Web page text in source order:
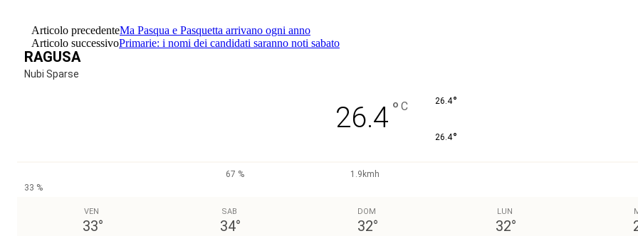
Articolo precedenteMa Pasqua e Pasquetta arrivano ogni anno
Articolo successivoPrimarie: i nomi dei candidati saranno noti sabato
RAGUSA
Nubi Sparse
26.4 ° C 26.4°
26.4°
67 %
1.9kmh
33 %
VEN
33°
SAB
34°
DOM
32°
LUN
32°